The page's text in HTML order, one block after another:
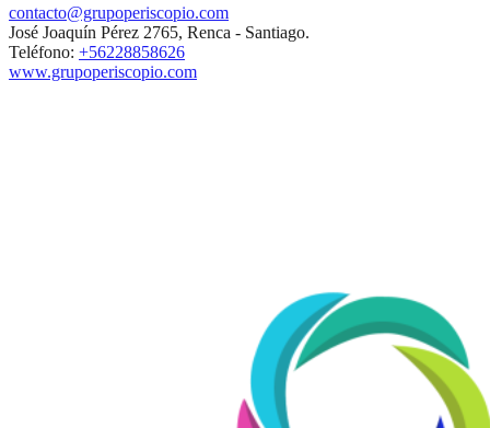
contacto@grupoperiscopio.com
José Joaquín Pérez 2765, Renca - Santiago.
Teléfono: +56228858626
www.grupoperiscopio.com